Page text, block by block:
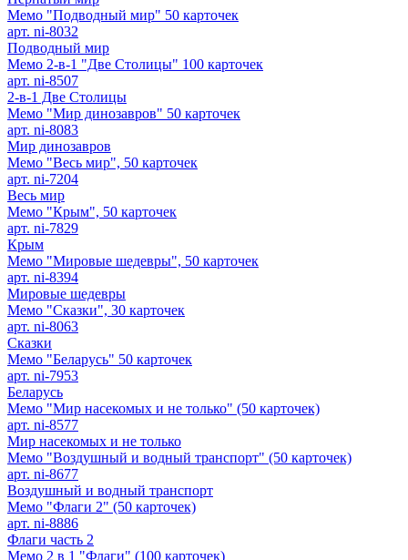
Мемо "Подводный мир" 50 карточек
арт. ni-8032
Подводный мир
Мемо 2-в-1 "Две Столицы" 100 карточек
арт. ni-8507
2-в-1 Две Столицы
Мемо "Мир динозавров" 50 карточек
арт. ni-8083
Мир динозавров
Мемо "Весь мир", 50 карточек
арт. ni-7204
Весь мир
Мемо "Крым", 50 карточек
арт. ni-7829
Крым
Мемо "Мировые шедевры", 50 карточек
арт. ni-8394
Мировые шедевры
Мемо "Сказки", 30 карточек
арт. ni-8063
Сказки
Мемо "Беларусь" 50 карточек
арт. ni-7953
Беларусь
Мемо "Мир насекомых и не только" (50 карточек)
арт. ni-8577
Мир насекомых и не только
Мемо "Воздушный и водный транспорт" (50 карточек)
арт. ni-8677
Воздушный и водный транспорт
Мемо "Флаги 2" (50 карточек)
арт. ni-8886
Флаги часть 2
Мемо 2 в 1 "Флаги" (100 карточек)